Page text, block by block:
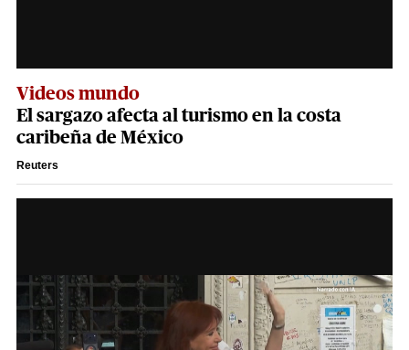
Videos mundo
El sargazo afecta al turismo en la costa
caribeña de México
Reuters